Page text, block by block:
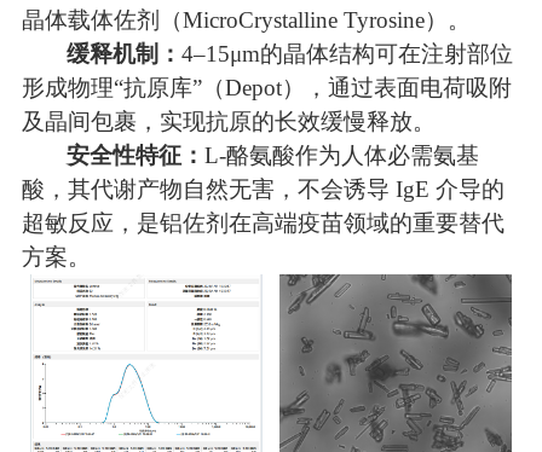
晶体载体佐剂（MicroCrystalline Tyrosine）。
缓释机制： 4–15μm的晶体结构可在注射部位
形成物理“抗原库”（Depot），通过表面电荷吸附
及晶间包裹，实现抗原的长效缓慢释放。
安全性特征： L-酪氨酸作为人体必需氨基
酸，其代谢产物自然无害，不会诱导 IgE 介导的
超敏反应，是铝佐剂在高端疫苗领域的重要替代
方案。